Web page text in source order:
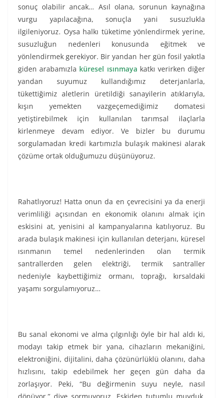
sonuç olabilir ancak… Asıl olana, sorunun kaynağına
vurgu yapılacağına, sonuçla yani susuzlukla
ilgileniyoruz. Oysa halkı tüketime yönlendirmek yerine,
susuzluğun nedenleri konusunda eğitmek ve
yönlendirmek gerekiyor. Bir yandan her gün fosil yakıtla
giden arabamızla küresel ısınmaya katkı verirken diğer
yandan suyumuz kullandığımız deterjanlarla,
tükettiğimiz aletlerin üretildiği sanayilerin atıklarıyla,
kışın yemekten vazgeçemediğimiz domatesi
yetiştirebilmek için kullanılan tarımsal ilaçlarla
kirlenmeye devam ediyor. Ve bizler bu durumu
sorgulamadan kredi kartımızla bulaşık makinesi alarak
çözüme ortak olduğumuzu düşünüyoruz.
Rahatlıyoruz! Hatta onun da en çevrecisini ya da enerji
verimliliği açısından en ekonomik olanını almak için
eskisini at, yenisini al kampanyalarına katılıyoruz. Bu
arada bulaşık makinesi için kullanılan deterjanı, küresel
ısınmanın temel nedenlerinden olan termik
santrallerden gelen elektriği, termik santraller
nedeniyle kaybettiğimiz ormanı, toprağı, kırsaldaki
yaşamı sorgulamıyoruz…
Bu sanal ekonomi ve alma çılgınlığı öyle bir hal aldı ki,
modayı takip etmek bir yana, cihazların mekaniğini,
elektroniğini, dijitalini, daha çözünürlüklü olanını, daha
hızlısını, takip edebilmek her geçen gün daha da
zorlaşıyor. Peki, “Bu değirmenin suyu neyle, nasıl